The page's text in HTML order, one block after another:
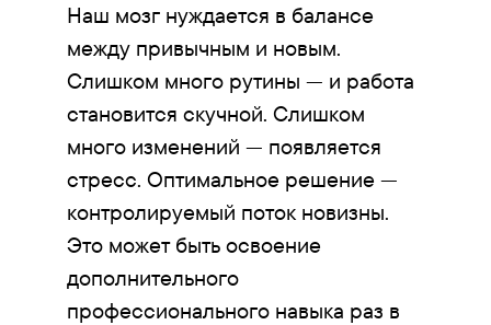
Наш мозг нуждается в балансе
между привычным и новым.
Слишком много рутины — и работа
становится скучной. Слишком
много изменений — появляется
стресс. Оптимальное решение —
контролируемый поток новизны.
Это может быть освоение
дополнительного
профессионального навыка раз в